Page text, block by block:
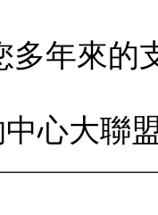
多年來的
中心大